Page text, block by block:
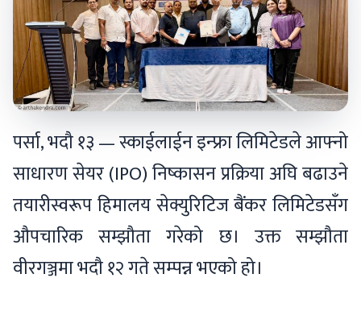
पर्सा, भदौ १३ — स्काईलाईन इन्फ्रा लिमिटेडले आफ्नो
साधारण सेयर (IPO) निष्कासन प्रक्रिया अघि बढाउने
तयारीस्वरूप हिमालय सेक्युरिटिज बैंकर लिमिटेडसँग
औपचारिक सम्झौता गरेको छ। उक्त सम्झौता
वीरगञ्जमा भदौ १२ गते सम्पन्न भएको हो।